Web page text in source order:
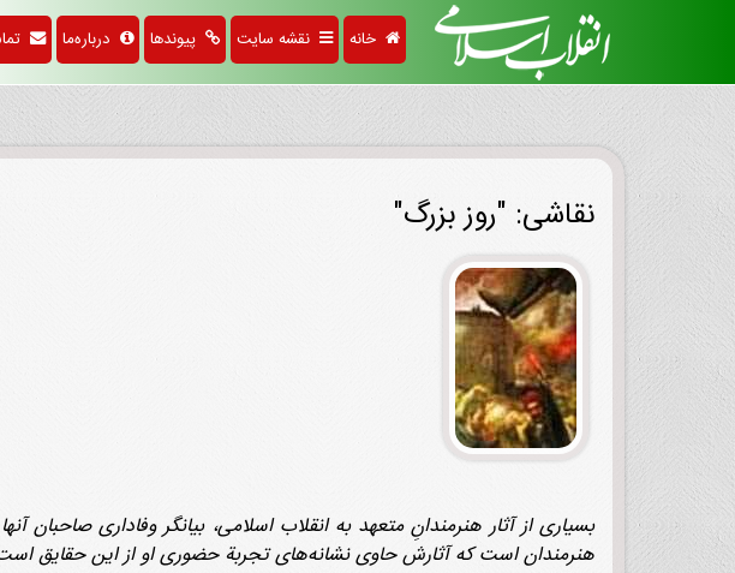
خانه نقشه سایت پیوندها درباره‌ما
نقاشی: "روز بزرگ"
بسیاری از آثار هنرمندانِ متعهد به انقلاب اسلامی، بیانگر وفاداری
هنرمندان است که آثارش حاوی نشانه‌های تجربة حضوری او از این حقایق